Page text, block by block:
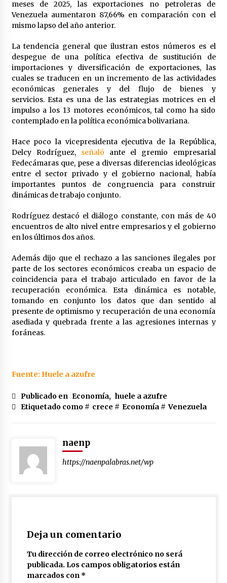
meses de 2025, las exportaciones no petroleras de
Venezuela aumentaron 87,66% en comparación con el
mismo lapso del año anterior.
La tendencia general que ilustran estos números es el
despegue de una política efectiva de sustitución de
importaciones y diversificación de exportaciones, las
cuales se traducen en un incremento de las actividades
económicas generales y del flujo de bienes y
servicios. Esta es una de las estrategias motrices en el
impulso a los 13 motores económicos, tal como ha sido
contemplado en la política económica bolivariana.
Hace poco la vicepresidenta ejecutiva de la República,
Delcy Rodríguez, señaló ante el gremio empresarial
Fedecámaras que, pese a diversas diferencias ideológicas
entre el sector privado y el gobierno nacional, había
importantes puntos de congruencia para construir
dinámicas de trabajo conjunto.
Rodríguez destacó el diálogo constante, con más de 40
encuentros de alto nivel entre empresarios y el gobierno
en los últimos dos años.
Además dijo que el rechazo a las sanciones ilegales por
parte de los sectores económicos creaba un espacio de
coincidencia para el trabajo articulado en favor de la
recuperación económica. Esta dinámica es notable,
tomando en conjunto los datos que dan sentido al
presente de optimismo y recuperación de una economía
asediada y quebrada frente a las agresiones internas y
foráneas.
Fuente: Huele a azufre
Publicado en Economía, huele a azufre
Etiquetado como # crece # Economía# Venezuela
naenp
https://naenpalabras.net/wp
Deja un comentario
Tu dirección de correo electrónico no será
publicada. Los campos obligatorios están
marcados con *